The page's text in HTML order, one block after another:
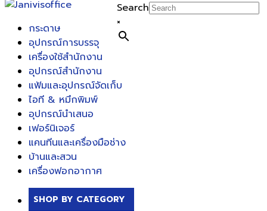
Search
×
กระดาษ
อุปกรณ์การบรรจุ
เครื่องใช้สำนักงาน
อุปกรณ์สำนักงาน
แฟ้มและอุปกรณ์จัดเก็บ
ไอที & หมึกพิมพ์
อุปกรณ์นำเสนอ
เฟอร์นิเจอร์
แคนทีนและเครื่องมือช่าง
บ้านและสวน
เครื่องฟอกอากาศ
SHOP BY CATEGORY